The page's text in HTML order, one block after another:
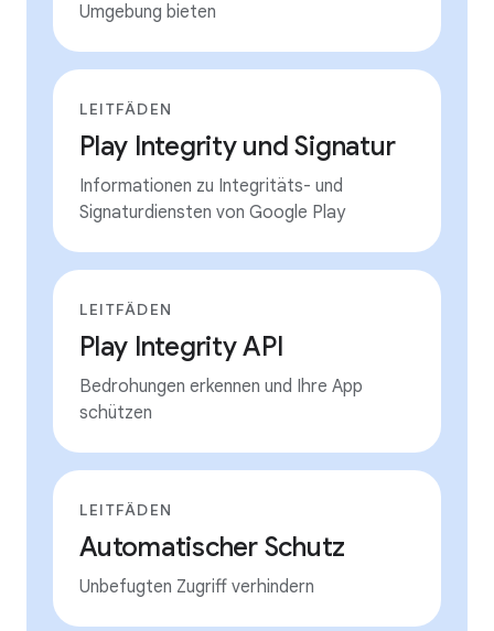
Umgebung bieten
LEITFÄDEN
Play Integrity und Signatur
Informationen zu Integritäts- und
Signaturdiensten von Google Play
LEITFÄDEN
Play Integrity API
Bedrohungen erkennen und Ihre App
schützen
LEITFÄDEN
Automatischer Schutz
Unbefugten Zugriff verhindern